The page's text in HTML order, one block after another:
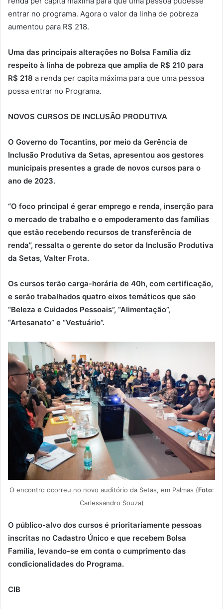
entrar no programa. Agora o valor da linha de pobreza
aumentou para R$ 218.
Uma das principais alterações no Bolsa Família diz
respeito à linha de pobreza que amplia de R$ 210 para
R$ 218 a renda per capita máxima para que uma pessoa
possa entrar no Programa.
NOVOS CURSOS DE INCLUSÃO PRODUTIVA
O Governo do Tocantins, por meio da Gerência de
Inclusão Produtiva da Setas, apresentou aos gestores
municipais presentes a grade de novos cursos para o
ano de 2023.
“O foco principal é gerar emprego e renda, inserção para
o mercado de trabalho e o empoderamento das famílias
que estão recebendo recursos de transferência de
renda”, ressalta o gerente do setor da Inclusão Produtiva
da Setas, Valter Frota.
Os cursos terão carga-horária de 40h, com certificação,
e serão trabalhados quatro eixos temáticos que são
“Beleza e Cuidados Pessoais”, “Alimentação”,
“Artesanato” e “Vestuário”.
O encontro ocorreu no novo auditório da Setas, em Palmas (Foto:
Carlessandro Souza)
O público-alvo dos cursos é prioritariamente pessoas
inscritas no Cadastro Único e que recebem Bolsa
Família, levando-se em conta o cumprimento das
condicionalidades do Programa.
CIB